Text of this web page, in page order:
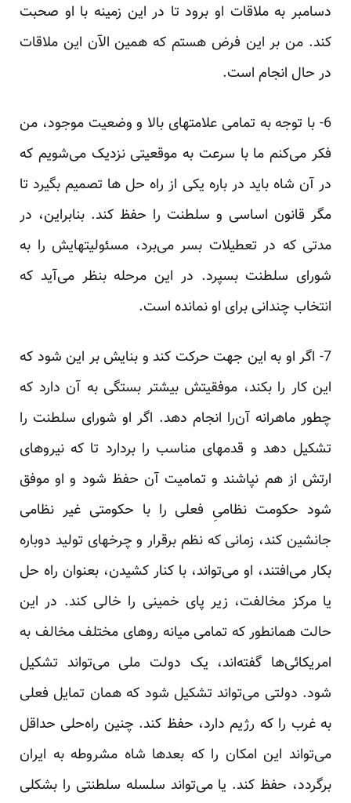
دسامبر به ملاقات او برود تا در این زمینه با او صحبت
کند. من بر این فرض هستم که همین الآن این ملاقات
در حال انجام است.
6- با توجه به تمامی علامتهای بالا و وضعیت موجود، من
فکر می‌کنم ما با سرعت به موقعیتی نزدیک می‌شویم که
در آن شاه باید در باره یکی از راه حل ها تصمیم بگیرد تا
مگر قانون اساسی و سلطنت را حفظ کند. بنابراین، در
مدتی که در تعطیلات بسر می‌برد، مسئولیتهایش را به
شورای سلطنت بسپرد. در این مرحله بنظر می‌آید که
انتخاب چندانی برای او نمانده‌ است.
7- اگر او به این جهت حرکت کند و بنایش بر این شود که
این کار را بکند، موفقیتش بیشتر بستگی به آن دارد که
چطور ماهرانه آن‌را انجام دهد. اگر او شورای سلطنت را
تشکیل دهد و قدمهای مناسب را بردارد تا که نیروهای
ارتش از هم نپاشند و تمامیت آن حفظ شود و او موفق
شود حکومت نظامیِ فعلی را با حکومتی غیر نظامی
جانشین کند، زمانی که نظم برقرار و چرخهای تولید دوباره
بکار می‌افتند، او می‌تواند، با کنار کشیدن، بعنوان راه حل
یا مرکز مخالفت، زیر پای خمینی را خالی کند. در این
حالت همانطور که تمامی میانه روهای مختلف مخالف به
امریکائی‌ها گفته‌اند، یک دولت ملی می‌تواند تشکیل
شود. دولتی می‌تواند تشکیل شود که همان تمایل فعلی
به غرب را که رژیم دارد، حفظ کند. چنین راه‌حلی حداقل
می‌تواند این امکان را که بعدها شاه مشروطه به ایران
برگردد، حفظ کند. یا می‌تواند سلسله سلطنتی را بشکلی